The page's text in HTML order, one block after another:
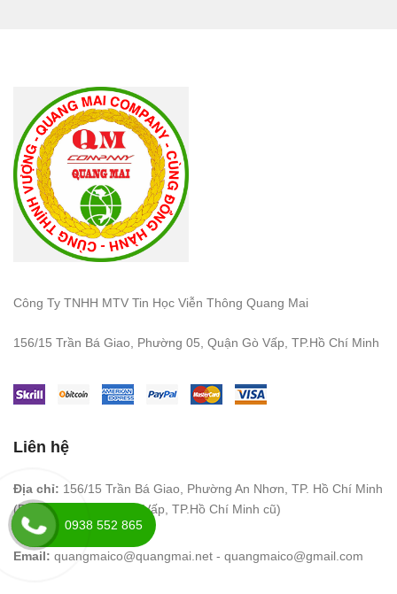
Công Ty TNHH MTV Tin Học Viễn Thông Quang Mai
156/15 Trần Bá Giao, Phường 05, Quận Gò Vấp, TP.Hồ Chí Minh
Liên hệ
Địa chỉ: 156/15 Trần Bá Giao, Phường An Nhơn, TP. Hồ Chí Minh
(Phường 05, Quận Gò Vấp, TP.Hồ Chí Minh cũ)
Email: quangmaico@quangmai.net - quangmaico@gmail.com
0938 552 865